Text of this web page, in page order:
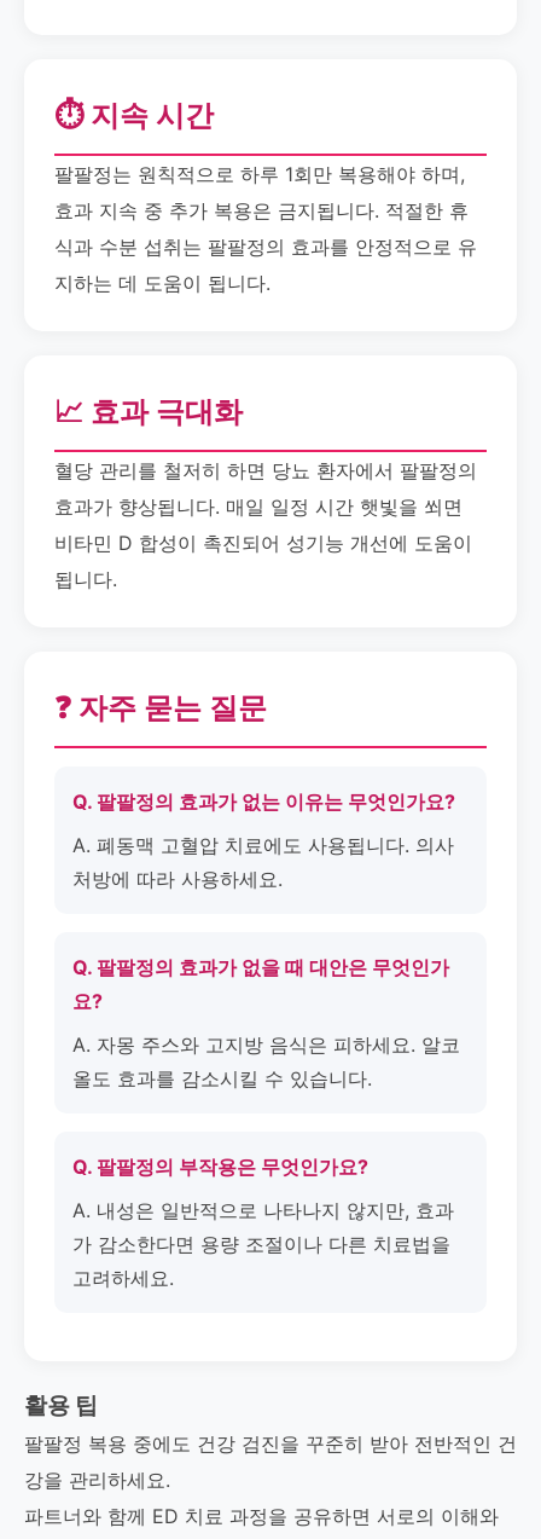
⏱️ 지속 시간
팔팔정는 원칙적으로 하루 1회만 복용해야 하며,
효과 지속 중 추가 복용은 금지됩니다. 적절한 휴
식과 수분 섭취는 팔팔정의 효과를 안정적으로 유
지하는 데 도움이 됩니다.
📈 효과 극대화
혈당 관리를 철저히 하면 당뇨 환자에서 팔팔정의
효과가 향상됩니다. 매일 일정 시간 햇빛을 쐬면
비타민 D 합성이 촉진되어 성기능 개선에 도움이
됩니다.
❓ 자주 묻는 질문
Q. 팔팔정의 효과가 없는 이유는 무엇인가요?
A. 폐동맥 고혈압 치료에도 사용됩니다. 의사
처방에 따라 사용하세요.
Q. 팔팔정의 효과가 없을 때 대안은 무엇인가
요?
A. 자몽 주스와 고지방 음식은 피하세요. 알코
올도 효과를 감소시킬 수 있습니다.
Q. 팔팔정의 부작용은 무엇인가요?
A. 내성은 일반적으로 나타나지 않지만, 효과
가 감소한다면 용량 조절이나 다른 치료법을
고려하세요.
활용 팁
팔팔정 복용 중에도 건강 검진을 꾸준히 받아 전반적인 건
강을 관리하세요.
파트너와 함께 ED 치료 과정을 공유하면 서로의 이해와